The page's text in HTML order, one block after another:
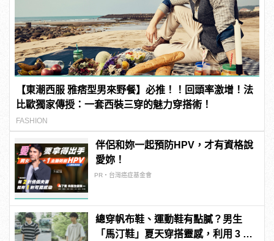
【東潮西服 雅痞型男來野餐】必推！！回頭率激增！法
比歐獨家傳授：一套西裝三穿的魅力穿搭術！
FASHION
伴侶和妳一起預防HPV，才有資格說
愛妳！
PR・台灣癌症基金會
總穿帆布鞋、運動鞋有點膩？男生
「馬汀鞋」夏天穿搭靈感，利用 3 種